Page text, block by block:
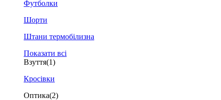
Футболки
Шорти
Штани термобілизна
Показати всі
Взуття(1)
Кросівки
Оптика(2)